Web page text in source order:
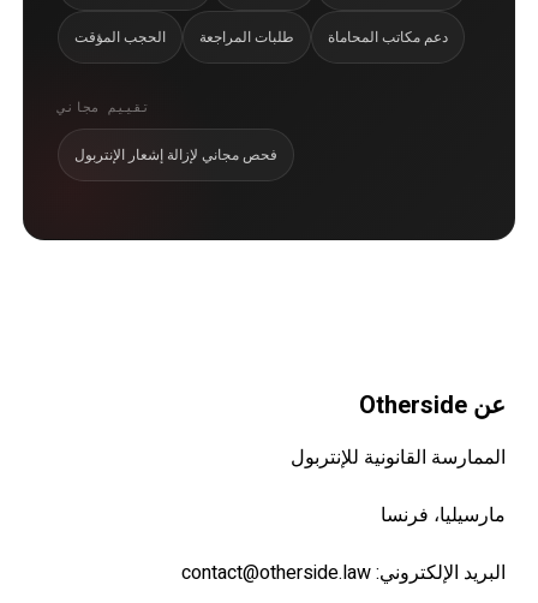
الحجب المؤقت طلبات المراجعة دعم مكاتب المحاماة
تقييم مجاني
فحص مجاني لإزالة إشعار الإنتربول
عن Otherside
الممارسة القانونية للإنتربول
مارسيليا، فرنسا
البريد الإلكتروني:contact@otherside.law